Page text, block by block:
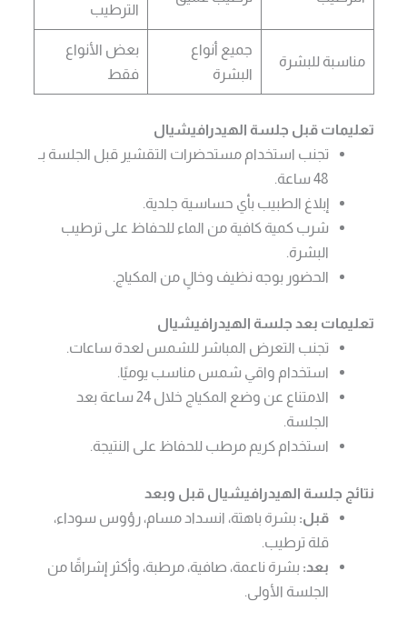
الترطيب
مناسبة للبشرة
جميع أنواع
البشرة
بعض الأنواع
فقط
تعليمات قبل جلسة الهيدرافيشيال
تجنب استخدام مستحضرات التقشير قبل الجلسة بـ
48 ساعة.
إبلاغ الطبيب بأي حساسية جلدية.
شرب كمية كافية من الماء للحفاظ على ترطيب
البشرة.
الحضور بوجه نظيف وخالٍ من المكياج.
تعليمات بعد جلسة الهيدرافيشيال
تجنب التعرض المباشر للشمس لعدة ساعات.
استخدام واقي شمس مناسب يوميًا.
الامتناع عن وضع المكياج خلال 24 ساعة بعد
الجلسة.
استخدام كريم مرطب للحفاظ على النتيجة.
نتائج جلسة الهيدرافيشيال قبل وبعد
قبل: بشرة باهتة، انسداد مسام، رؤوس سوداء،
قلة ترطيب.
بعد: بشرة ناعمة، صافية، مرطبة، وأكثر إشراقًا من
الجلسة الأولى.